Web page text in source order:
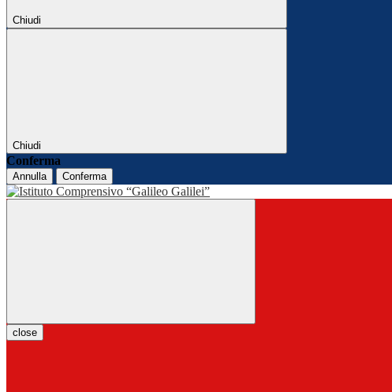
Chiudi
Chiudi
Conferma
Annulla Conferma
close